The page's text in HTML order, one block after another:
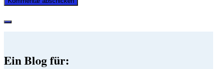
Ein Blog für: